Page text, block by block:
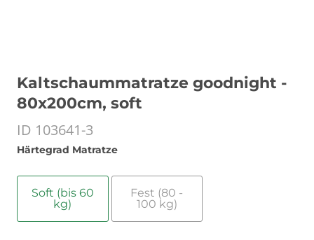
Kaltschaummatratze goodnight -
80x200cm, soft
ID 103641-3
Härtegrad Matratze
Soft (bis 60
kg)
Fest (80 -
100 kg)